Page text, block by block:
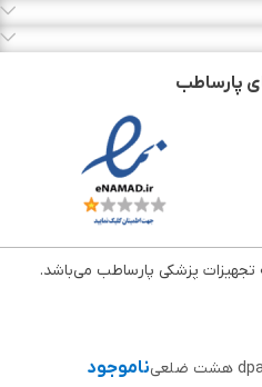
پارساطب
پزشکی پارساطب می‌باشد.
ناموجود